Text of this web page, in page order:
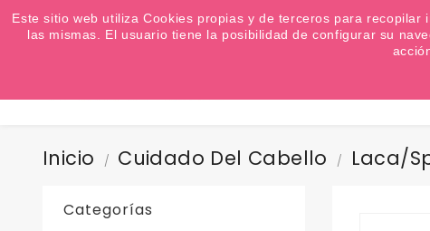
¿Quiere conocer las próximas ofertas del fin de
Inicio Cuidado Del Cabello Laca/
Categorías
Este sitio web utiliza Cookies propias y de terceros para
las mismas. El usuario tiene la posibilidad de configurar su